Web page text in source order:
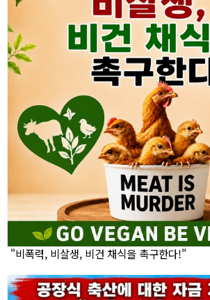
"비폭력, 비살생, 비건 채식을 촉구한다!"